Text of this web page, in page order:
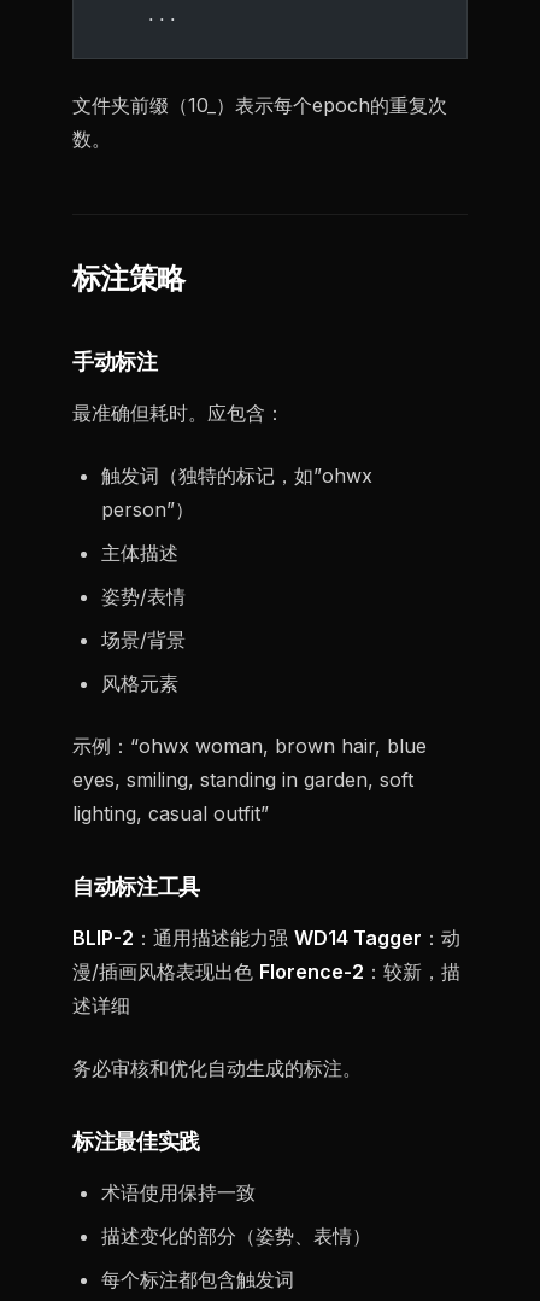
    ...
文件夹前缀（10_）表示每个epoch的重复次
数。
标注策略
手动标注
最准确但耗时。应包含：
触发词（独特的标记，如”ohwx
person”）
主体描述
姿势/表情
场景/背景
风格元素
示例：“ohwx woman, brown hair, blue
eyes, smiling, standing in garden, soft
lighting, casual outfit”
自动标注工具
BLIP-2 ：通用描述能力强 WD14 Tagger ：动
漫/插画风格表现出色 Florence-2 ：较新，描
述详细
务必审核和优化自动生成的标注。
标注最佳实践
术语使用保持一致
描述变化的部分（姿势、表情）
每个标注都包含触发词